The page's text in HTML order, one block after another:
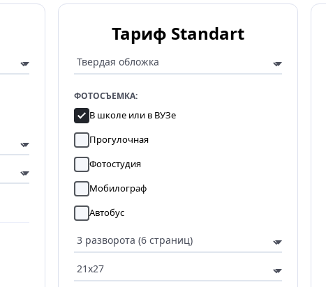
Тариф Standart
ФОТОСЪЕМКА:
В школе или в ВУЗе
Прогулочная
Фотостудия
Мобилограф
Автобус